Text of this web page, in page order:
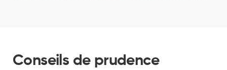
Conseils de prudence